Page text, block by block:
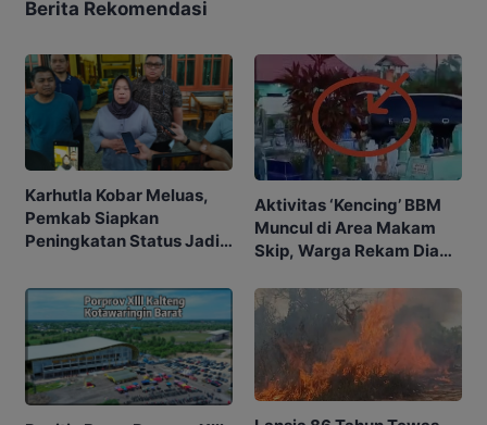
Berita Rekomendasi
Karhutla Kobar Meluas,
Pemkab Siapkan
Peningkatan Status Jadi
Aktivitas ‘Kencing’ BBM
Muncul di Area Makam
Skip, Warga Rekam Diam-